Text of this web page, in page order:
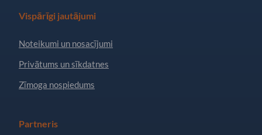
Vispārīgi jautājumi
Noteikumi un nosacījumi
Privātums un sīkdatnes
Zīmoga nospiedums
Partneris